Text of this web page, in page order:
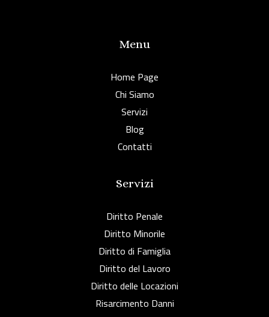
Menu
Home Page
Chi Siamo
Servizi
Blog
Contatti
Servizi
Diritto Penale
Diritto Minorile
Diritto di Famiglia
Diritto del Lavoro
Diritto delle Locazioni
Risarcimento Danni